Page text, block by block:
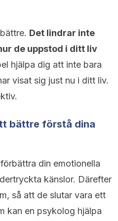
Det lindrar inte
de uppstod i ditt liv
hjälpa dig att inte bara
visat sig just nu i ditt liv.
bättre förstå dina
din emotionella
känslor. Därefter
så att de slutar vara ett
kan en psykolog hjälpa